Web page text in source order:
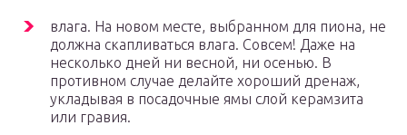
влага. На новом месте, выбранном для пиона, не
должна скапливаться влага. Совсем! Даже на
несколько дней ни весной, ни осенью. В
противном случае делайте хороший дренаж,
укладывая в посадочные ямы слой керамзита
или гравия.